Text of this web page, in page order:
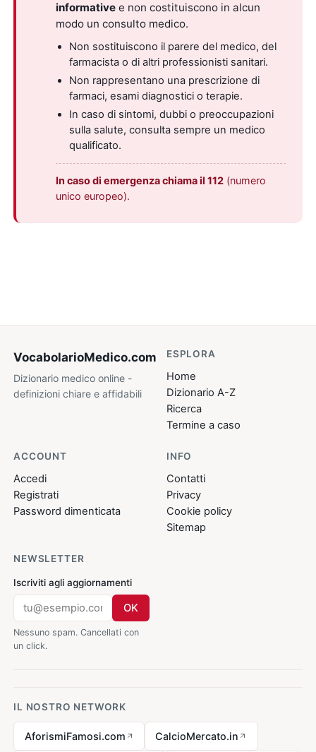
informative e non costituiscono in alcun
modo un consulto medico.
Non sostituiscono il parere del medico, del
farmacista o di altri professionisti sanitari.
Non rappresentano una prescrizione di
farmaci, esami diagnostici o terapie.
In caso di sintomi, dubbi o preoccupazioni
sulla salute, consulta sempre un medico
qualificato.
In caso di emergenza chiama il 112 (numero
unico europeo).
VocabolarioMedico.com
Dizionario medico online -
definizioni chiare e affidabili
ESPLORA
Home
Dizionario A-Z
Ricerca
Termine a caso
ACCOUNT
Accedi
Registrati
Password dimenticata
INFO
Contatti
Privacy
Cookie policy
Sitemap
NEWSLETTER
Iscriviti agli aggiornamenti
OK
Nessuno spam. Cancellati con
un click.
IL NOSTRO NETWORK
AforismiFamosi.com CalcioMercato.in